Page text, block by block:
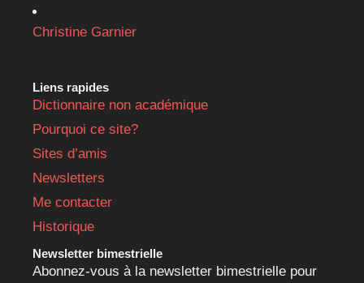
Christine Garnier
Liens rapides
Dictionnaire non académique
Pourquoi ce site?
Sites d’amis
Newsletters
Me contacter
Historique
Newsletter bimestrielle
Abonnez-vous à la newsletter bimestrielle pour